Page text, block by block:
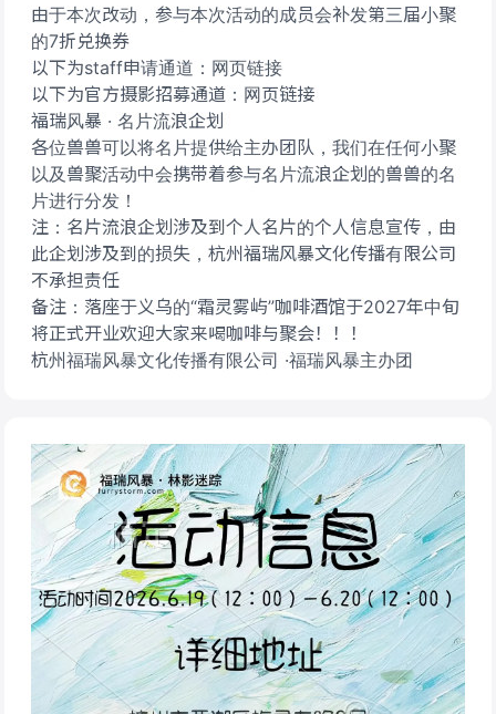
由于本次改动，参与本次活动的成员会补发第三届小聚
的7折兑换券
以下为staff申请通道：网页链接
以下为官方摄影招募通道：网页链接
福瑞风暴 · 名片流浪企划
各位兽兽可以将名片提供给主办团队，我们在任何小聚
以及兽聚活动中会携带着参与名片流浪企划的兽兽的名
片进行分发！
注：名片流浪企划涉及到个人名片的个人信息宣传，由
此企划涉及到的损失，杭州福瑞风暴文化传播有限公司
不承担责任
备注：落座于义乌的“霜灵雾屿”咖啡酒馆于2027年中旬
将正式开业欢迎大家来喝咖啡与聚会！！！
杭州福瑞风暴文化传播有限公司 ·福瑞风暴主办团